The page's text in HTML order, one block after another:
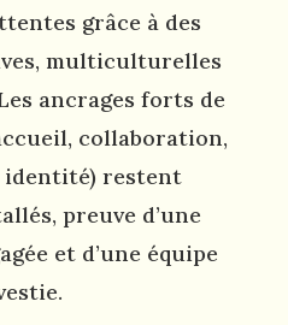
grâce à des
multiculturelles
ancrages forts de
collaboration,
identité) restent
preuve d’une
et d’une équipe